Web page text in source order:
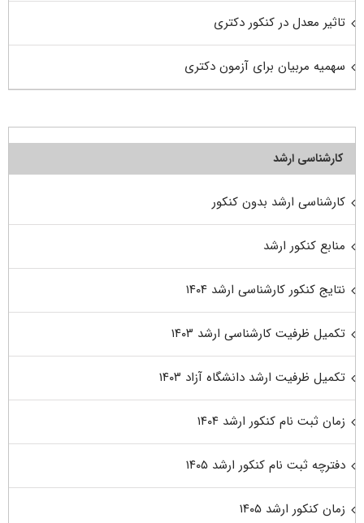
تاثیر معدل در کنکور دکتری
سهمیه مربیان برای آزمون دکتری
کارشناسی ارشد
کارشناسی ارشد بدون کنکور
منابع کنکور ارشد
نتایج کنکور کارشناسی ارشد ۱۴۰۴
تکمیل ظرفیت کارشناسی ارشد ۱۴۰۳
تکمیل ظرفیت ارشد دانشگاه آزاد ۱۴۰۳
زمان ثبت نام کنکور ارشد ۱۴۰۴
دفترچه ثبت نام کنکور ارشد ۱۴۰۵
زمان کنکور ارشد ۱۴۰۵